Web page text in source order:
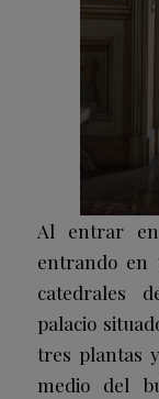
Al entrar
entrando en
catedrales
palacio
tres plantas
medio del